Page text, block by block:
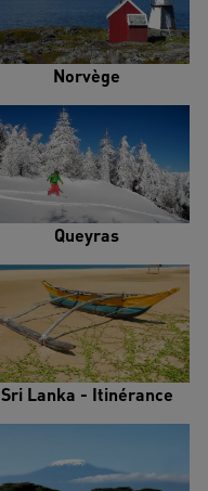
Norvège
Queyras
Sri Lanka - Itinérance